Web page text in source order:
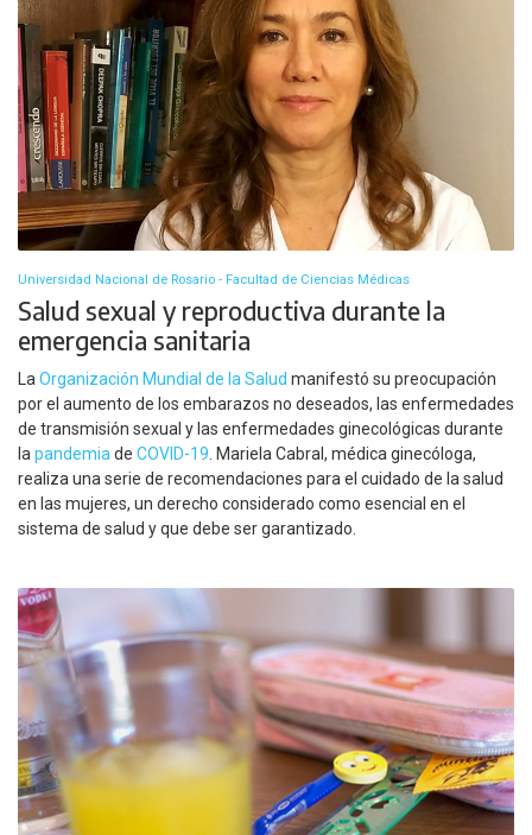
Universidad Nacional de Rosario - Facultad de Ciencias Médicas
Salud sexual y reproductiva durante la
emergencia sanitaria
La Organización Mundial de la Salud manifestó su preocupación
por el aumento de los embarazos no deseados, las enfermedades
de transmisión sexual y las enfermedades ginecológicas durante
la pandemia de COVID-19 . Mariela Cabral, médica ginecóloga,
realiza una serie de recomendaciones para el cuidado de la salud
en las mujeres, un derecho considerado como esencial en el
sistema de salud y que debe ser garantizado.